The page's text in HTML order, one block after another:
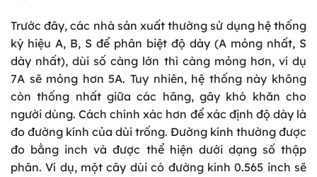
Trước đây, các nhà sản xuất thường sử dụng hệ thống
ký hiệu A, B, S để phân biệt độ dày (A mỏng nhất, S
dày nhất), dùi số càng lớn thì càng mỏng hơn, ví dụ
7A sẽ mỏng hơn 5A. Tuy nhiên, hệ thống này không
còn thống nhất giữa các hãng, gây khó khăn cho
người dùng. Cách chính xác hơn để xác định độ dày là
đo đường kính của dùi trống. Đường kính thường được
đo bằng inch và được thể hiện dưới dạng số thập
phân. Ví dụ, một cây dùi có đường kính 0.565 inch sẽ